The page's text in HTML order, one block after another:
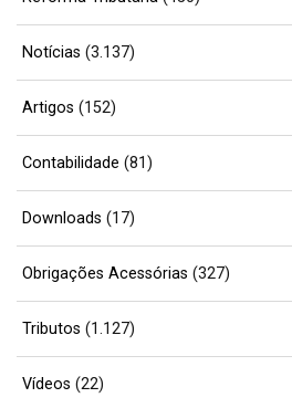
Notícias (3.137)
Artigos (152)
Contabilidade (81)
Downloads (17)
Obrigações Acessórias (327)
Tributos (1.127)
Vídeos (22)